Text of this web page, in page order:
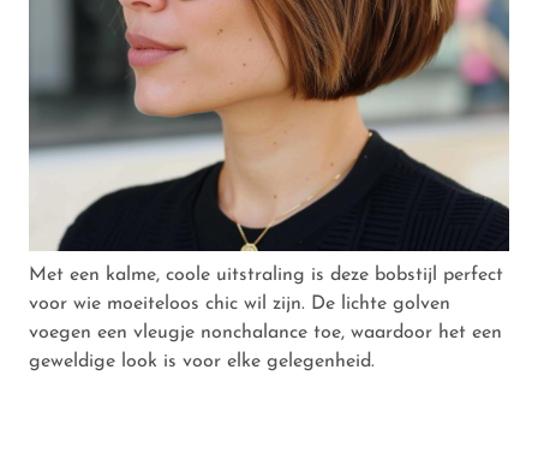
Met een kalme, coole uitstraling is deze bobstijl perfect
voor wie moeiteloos chic wil zijn. De lichte golven
voegen een vleugje nonchalance toe, waardoor het een
geweldige look is voor elke gelegenheid.